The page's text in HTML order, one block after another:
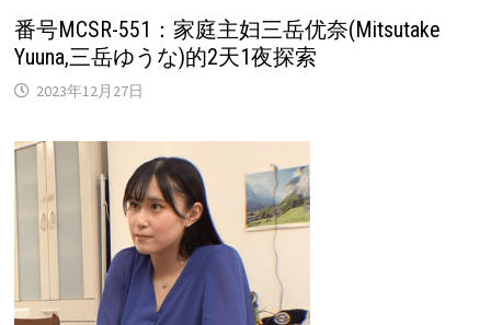
番号MCSR-551：家庭主妇三岳优奈(Mitsutake
Yuuna,三岳ゆうな)的2天1夜探索
2023年12月27日